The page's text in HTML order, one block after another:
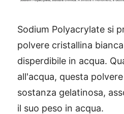
Sodium Polyacrylate si
polvere cristallina
disperdibile in acqua.
all'acqua, questa
sostanza gelatinosa,
il suo peso in acqua.